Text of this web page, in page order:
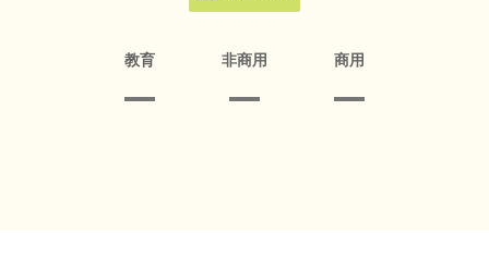
教育 非商用 商用